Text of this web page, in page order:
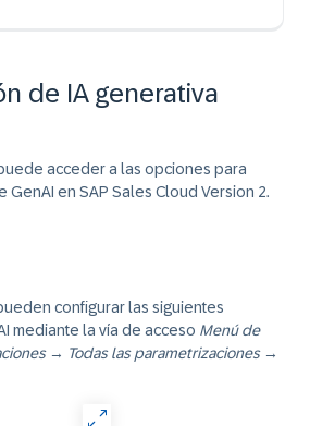
de IA generativa
acceder a las opciones para
GenAI en SAP Sales Cloud Version 2.
configurar las siguientes
mediante la vía de acceso Menú de
→ Todas las parametrizaciones→